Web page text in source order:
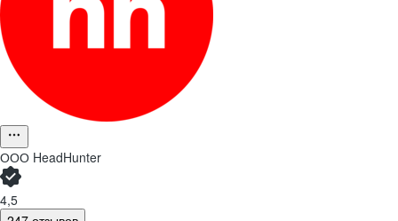
ООО HeadHunter
4,5